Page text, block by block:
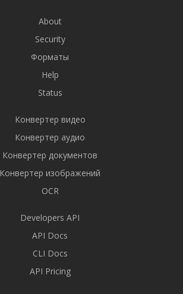
About
Security
Форматы
Help
Status
Конвертер видео
Конвертер аудио
Конвертер документов
Конвертер изображений
OCR
Developers API
API Docs
CLI Docs
API Pricing